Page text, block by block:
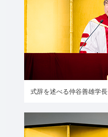
式辞を述べる仲谷善雄学長